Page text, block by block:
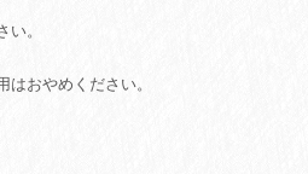
。
おやめください。